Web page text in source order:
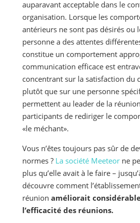
auparavant acceptable dans le
organisation. Lorsque les
antérieurs ne sont pas désirés ou
personne a des attentes
constitue un comportement
communication efficace est
concentrant sur la satisfaction du
plutôt que sur une personne
permettent au leader de la
participants de rediriger le
«le méchant».
Vous n’êtes toujours pas sûr de
normes ?La société Meeteorne
plus qu’elle avait à le faire –
découvre comment
réunion améliorait
l’efficacité des réunions.